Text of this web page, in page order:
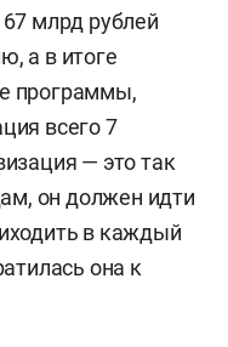
млрд рублей
а в итоге
программы,
всего 7
— это так
он должен идти
в каждый
она к